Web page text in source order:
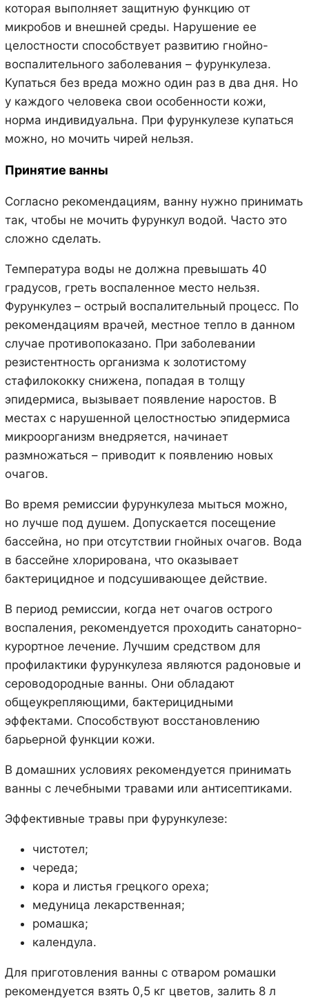
которая выполняет защитную функцию от
микробов и внешней среды. Нарушение ее
целостности способствует развитию гнойно-
воспалительного заболевания – фурункулеза.
Купаться без вреда можно один раз в два дня. Но
у каждого человека свои особенности кожи,
норма индивидуальна. При фурункулезе купаться
можно, но мочить чирей нельзя.
Принятие ванны
Согласно рекомендациям, ванну нужно принимать
так, чтобы не мочить фурункул водой. Часто это
сложно сделать.
Температура воды не должна превышать 40
градусов, греть воспаленное место нельзя.
Фурункулез – острый воспалительный процесс. По
рекомендациям врачей, местное тепло в данном
случае противопоказано. При заболевании
резистентность организма к золотистому
стафилококку снижена, попадая в толщу
эпидермиса, вызывает появление наростов. В
местах с нарушенной целостностью эпидермиса
микроорганизм внедряется, начинает
размножаться – приводит к появлению новых
очагов.
Во время ремиссии фурункулеза мыться можно,
но лучше под душем. Допускается посещение
бассейна, но при отсутствии гнойных очагов. Вода
в бассейне хлорирована, что оказывает
бактерицидное и подсушивающее действие.
В период ремиссии, когда нет очагов острого
воспаления, рекомендуется проходить санаторно-
курортное лечение. Лучшим средством для
профилактики фурункулеза являются радоновые и
сероводородные ванны. Они обладают
общеукрепляющими, бактерицидными
эффектами. Способствуют восстановлению
барьерной функции кожи.
В домашних условиях рекомендуется принимать
ванны с лечебными травами или антисептиками.
Эффективные травы при фурункулезе:
чистотел;
череда;
кора и листья грецкого ореха;
медуница лекарственная;
ромашка;
календула.
Для приготовления ванны с отваром ромашки
рекомендуется взять 0,5 кг цветов, залить 8 л